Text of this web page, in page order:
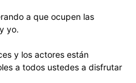
a que ocupen las
yo.
y los actores están
a todos ustedes a disfrutar